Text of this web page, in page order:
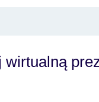
wirtualną